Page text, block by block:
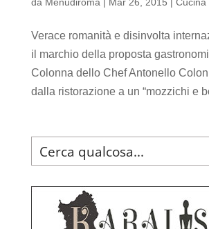
da Menudiroma| Mar 26, 2015 | Cucina
Verace romanità e disinvolta
il marchio della proposta
Colonna dello Chef Antonello
dalla ristorazione a un “mozzichi e